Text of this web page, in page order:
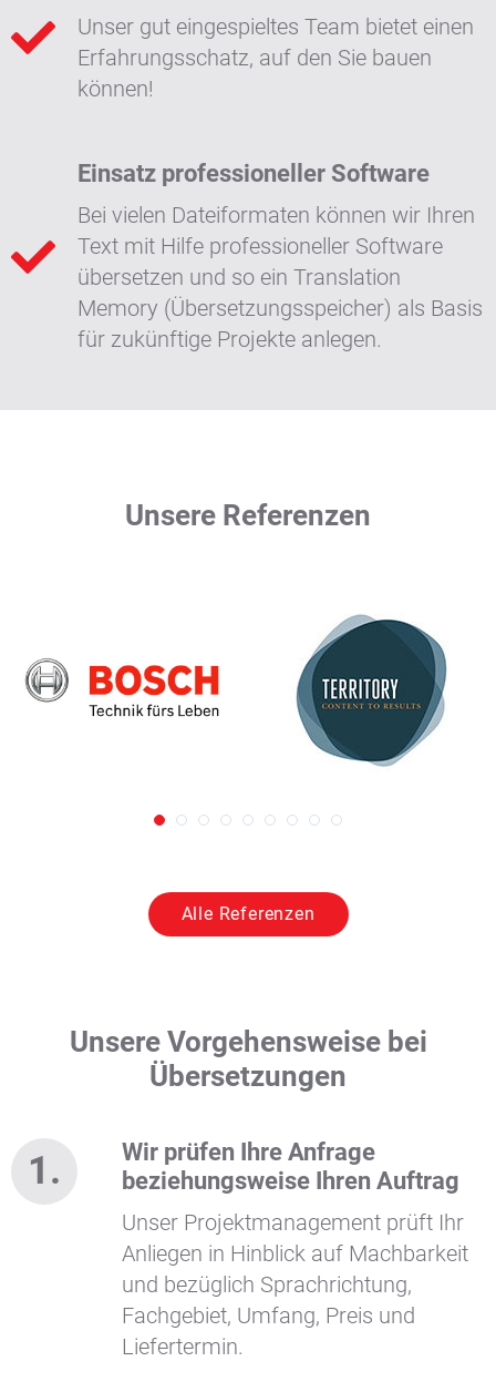
Unser gut eingespieltes Team bietet einen
Erfahrungsschatz, auf den Sie bauen
können!
Einsatz professioneller Software
Bei vielen Dateiformaten können wir Ihren
Text mit Hilfe professioneller Software
übersetzen und so ein Translation
Memory (Übersetzungsspeicher) als Basis
für zukünftige Projekte anlegen.
Unsere Referenzen
Alle Referenzen
Unsere Vorgehensweise bei
Übersetzungen
Wir prüfen Ihre Anfrage
beziehungsweise Ihren Auftrag
Unser Projektmanagement prüft Ihr
Anliegen in Hinblick auf Machbarkeit
und bezüglich Sprachrichtung,
Fachgebiet, Umfang, Preis und
Liefertermin.